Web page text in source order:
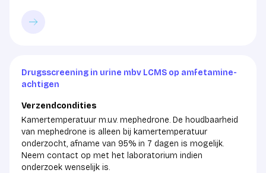
Drugsscreening in urine mbv LCMS op amfetamine-
achtigen
Verzendcondities
Kamertemperatuur m.u.v. mephedrone. De houdbaarheid
van mephedrone is alleen bij kamertemperatuur
onderzocht, afname van 95% in 7 dagen is mogelijk.
Neem contact op met het laboratorium indien
onderzoek wenselijk is.